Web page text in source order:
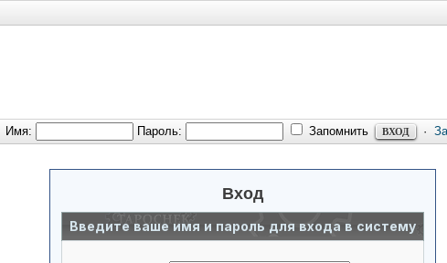
Имя: Пароль: Запомнить ·
Вход
Введите ваше имя и пароль для входа в систему